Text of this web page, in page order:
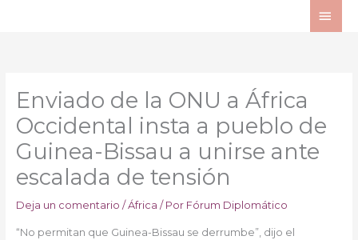
Enviado de la ONU a África
Occidental insta a pueblo de
Guinea-Bissau a unirse ante
escalada de tensión
Deja un comentario / África / Por Fórum Diplomático
“No permitan que Guinea-Bissau se derrumbe”, dijo el